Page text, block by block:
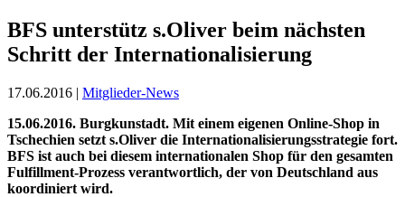
BFS unterstütz s.Oliver beim nächsten
Schritt der Internationalisierung
17.06.2016 | Mitglieder-News
15.06.2016. Burgkunstadt. Mit einem eigenen Online-Shop in
Tschechien setzt s.Oliver die Internationalisierungsstrategie fort.
BFS ist auch bei diesem internationalen Shop für den gesamten
Fulfillment-Prozess verantwortlich, der von Deutschland aus
koordiniert wird.